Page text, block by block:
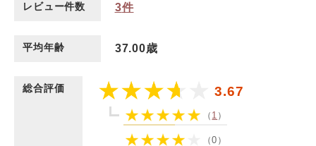
レビュー件数 3件
平均年齢 37.00歳
総合評価 3.67
（ 1 ）
（0）